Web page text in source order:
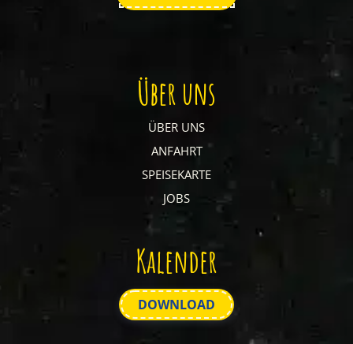
Über uns
ÜBER UNS
ANFAHRT
SPEISEKARTE
JOBS
Kalender
DOWNLOAD